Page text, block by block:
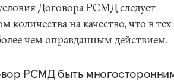
Договора РСМД следует
количества на качество, что в тех
чем оправданным действием.
РСМД быть